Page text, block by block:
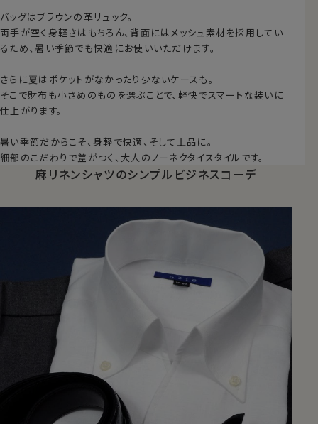
バッグはブラウンの革リュック。
両手が空く身軽さはもちろん、背面にはメッシュ素材を採用してい
るため、暑い季節でも快適にお使いいただけます。
さらに夏はポケットがなかったり少ないケースも。
そこで財布も小さめのものを選ぶことで、軽快でスマートな装いに
仕上がります。
暑い季節だからこそ、身軽で快適、そして上品に。
細部のこだわりで差がつく、大人のノーネクタイスタイルです。
麻リネンシャツのシンプルビジネスコーデ